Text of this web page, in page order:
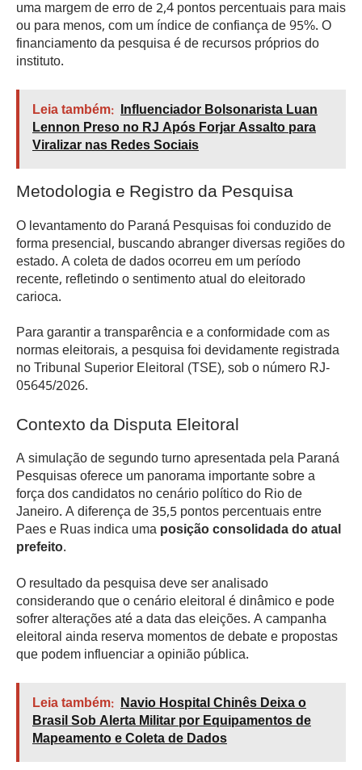
uma margem de erro de 2,4 pontos percentuais para mais
ou para menos, com um índice de confiança de 95%. O
financiamento da pesquisa é de recursos próprios do
instituto.
Leia também: Influenciador Bolsonarista Luan
Lennon Preso no RJ Após Forjar Assalto para
Viralizar nas Redes Sociais
Metodologia e Registro da Pesquisa
O levantamento do Paraná Pesquisas foi conduzido de
forma presencial, buscando abranger diversas regiões do
estado. A coleta de dados ocorreu em um período
recente, refletindo o sentimento atual do eleitorado
carioca.
Para garantir a transparência e a conformidade com as
normas eleitorais, a pesquisa foi devidamente registrada
no Tribunal Superior Eleitoral (TSE), sob o número RJ-
05645/2026.
Contexto da Disputa Eleitoral
A simulação de segundo turno apresentada pela Paraná
Pesquisas oferece um panorama importante sobre a
força dos candidatos no cenário político do Rio de
Janeiro. A diferença de 35,5 pontos percentuais entre
Paes e Ruas indica umaposição consolidada do atual
prefeito.
O resultado da pesquisa deve ser analisado
considerando que o cenário eleitoral é dinâmico e pode
sofrer alterações até a data das eleições. A campanha
eleitoral ainda reserva momentos de debate e propostas
que podem influenciar a opinião pública.
Leia também: Navio Hospital Chinês Deixa o
Brasil Sob Alerta Militar por Equipamentos de
Mapeamento e Coleta de Dados